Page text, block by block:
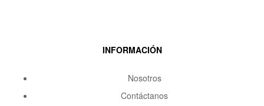
INFORMACIÓN
Nosotros
Contáctanos